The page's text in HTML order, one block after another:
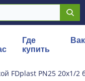
Где
купить
FDplast PN25 20х1/2